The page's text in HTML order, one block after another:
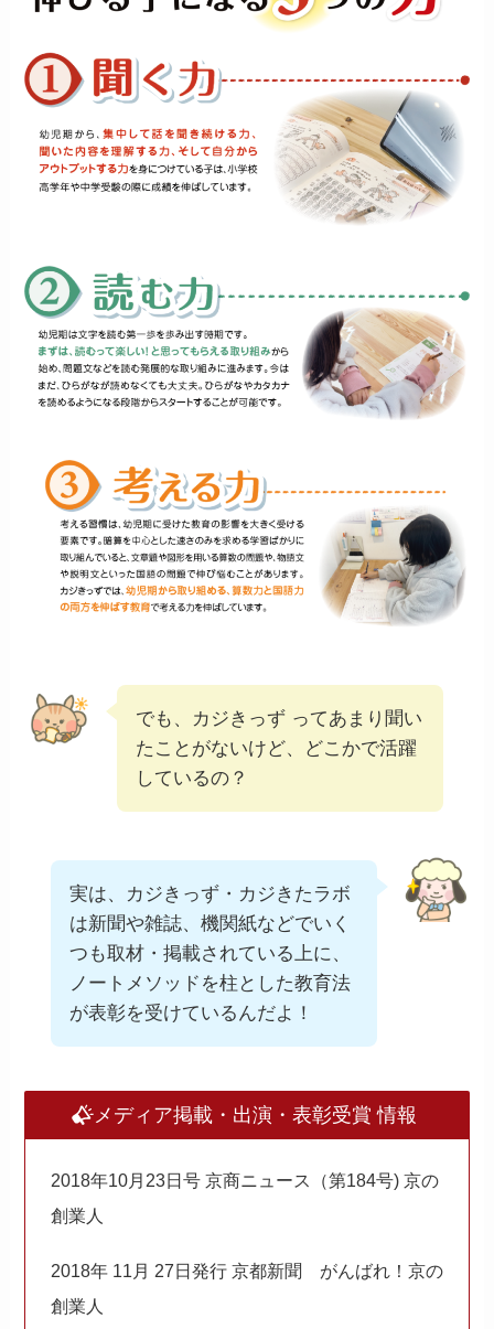
でも、カジきっず ってあまり聞い
たことがないけど、どこかで活躍
しているの？
実は、カジきっず・カジきたラボ
は新聞や雑誌、機関紙などでいく
つも取材・掲載されている上に、
ノートメソッドを柱とした教育法
が表彰を受けているんだよ！
メディア掲載・出演・表彰受賞 情報
2018年10月23日号 京商ニュース（第184号) 京の
創業人
2018年 11月 27日発行 京都新聞 がんばれ！京の
創業人